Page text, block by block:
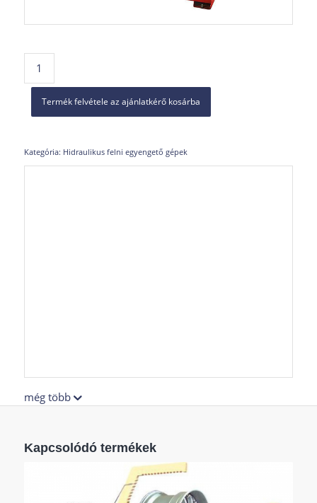
Termék felvétele az ajánlatkérő kosárba
Kategória: Hidraulikus felni egyengető gépek
még több
Kapcsolódó termékek